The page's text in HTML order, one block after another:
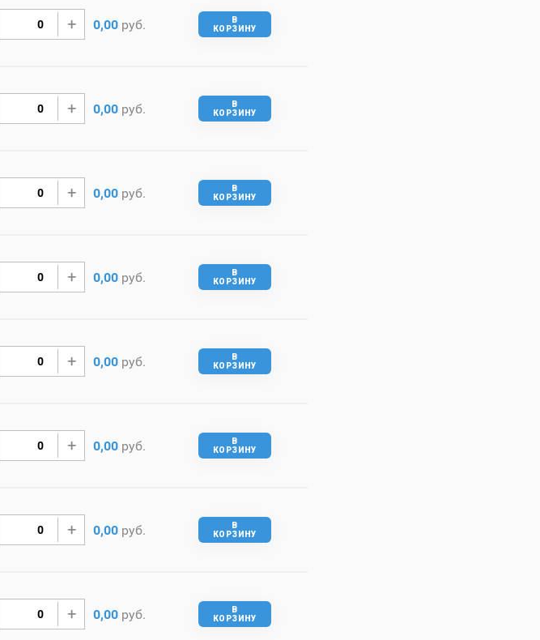
0,00 руб.
В
КОРЗИНУ
0,00 руб.
В
КОРЗИНУ
0,00 руб.
В
КОРЗИНУ
0,00 руб.
В
КОРЗИНУ
0,00 руб.
В
КОРЗИНУ
0,00 руб.
В
КОРЗИНУ
0,00 руб.
В
КОРЗИНУ
0,00 руб.
В
КОРЗИНУ